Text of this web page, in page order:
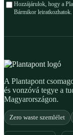
Hozzájárulok, hogy a
Bármikor leiratkozhatok.
A Plantapont
és vonzóvá tegye a
Magyarországon.
Zero waste szemlélet